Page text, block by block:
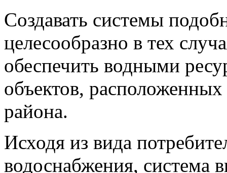
Создавать системы
целесообразно в тех
обеспечить водными
объектов,
района.
Исходя из вида
водоснабжения, система